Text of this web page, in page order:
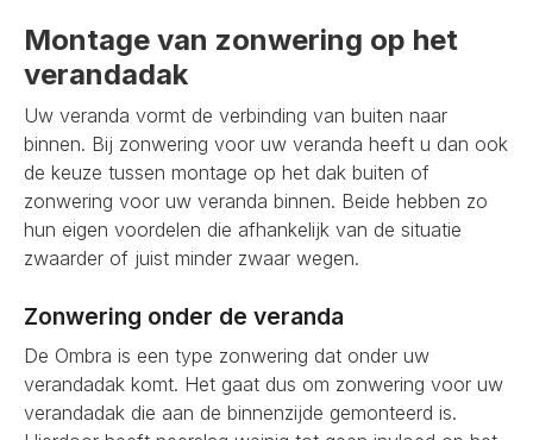
Montage van zonwering op het
verandadak
Uw veranda vormt de verbinding van buiten naar
binnen. Bij zonwering voor uw veranda heeft u dan ook
de keuze tussen montage op het dak buiten of
zonwering voor uw veranda binnen. Beide hebben zo
hun eigen voordelen die afhankelijk van de situatie
zwaarder of juist minder zwaar wegen.
Zonwering onder de veranda
De Ombra is een type zonwering dat onder uw
verandadak komt. Het gaat dus om zonwering voor uw
verandadak die aan de binnenzijde gemonteerd is.